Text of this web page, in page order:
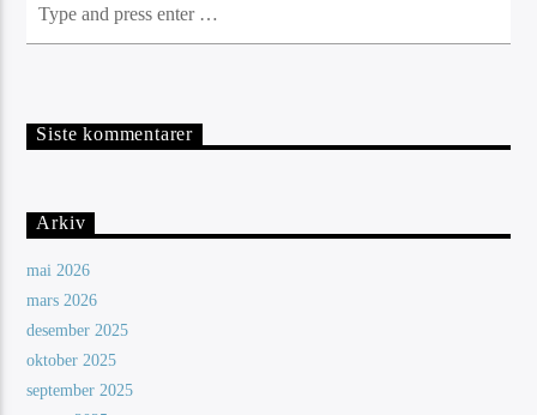
Siste kommentarer
Arkiv
mai 2026
mars 2026
desember 2025
oktober 2025
september 2025